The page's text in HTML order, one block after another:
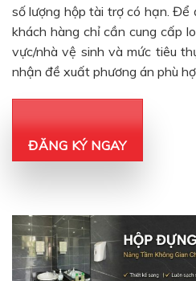
số lượng hộp tài trợ có hạn. Để
khách hàng chỉ cần cung cấp
vực/nhà vệ sinh và mức tiêu
nhận đề xuất phương án phù
ĐĂNG KÝ NGAY